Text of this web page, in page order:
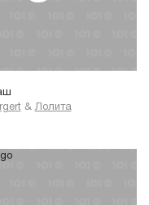
& Лолита